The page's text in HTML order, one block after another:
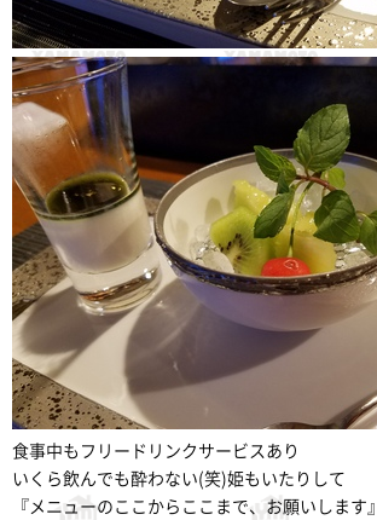
食事中もフリードリンクサービスあり
いくら飲んでも酔わない(笑)姫もいたりして
『メニューのここからここまで、お願いします』